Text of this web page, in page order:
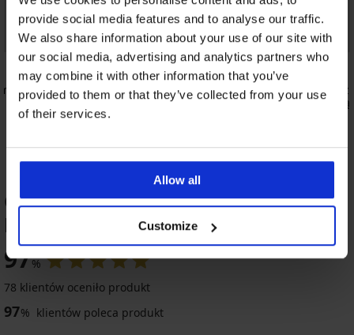
provide social media features and to analyse our traffic.
We also share information about your use of our site with
our social media, advertising and analytics partners who
may combine it with other information that you’ve
provided to them or that they’ve collected from your use
of their services.
Allow all
Customize
4,9
Biustonosz nieusztywniany Ellen bez
fiszbin
185,99 zł
Biustonosz
OCENA PRODUKTU Półusztywniany
biustonosz bez fiszbin Nina 583
97%
78 klientów oceniło produkt
97% klientów poleca produkt